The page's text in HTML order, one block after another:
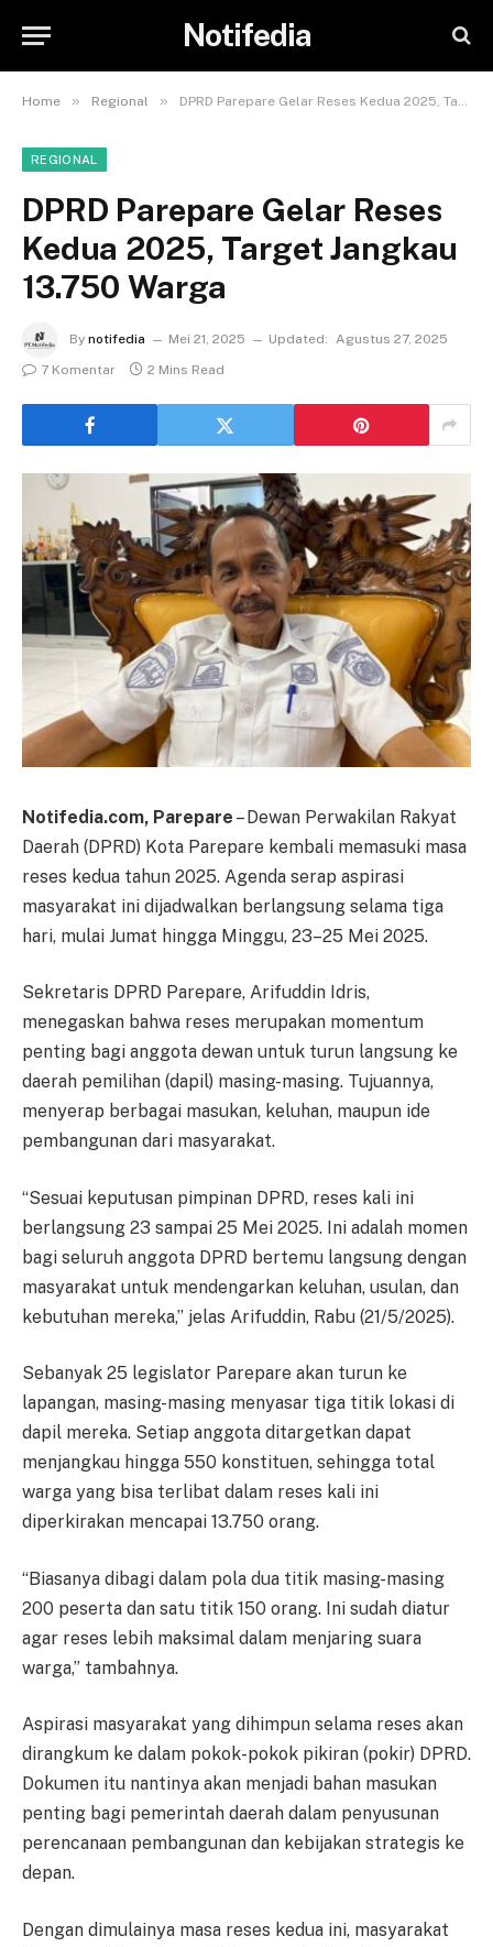
Notifedia
Home » Regional » DPRD Parepare Gelar Reses Kedua 2025, Target Jangkau 13.750 Warga
REGIONAL
DPRD Parepare Gelar Reses
Kedua 2025, Target Jangkau
13.750 Warga
By notifedia Mei 21, 2025 Updated: Agustus 27, 2025
7 Komentar
2 Mins Read
Notifedia.com, Parepare – Dewan Perwakilan Rakyat
Daerah (DPRD) Kota Parepare kembali memasuki masa
reses kedua tahun 2025. Agenda serap aspirasi
masyarakat ini dijadwalkan berlangsung selama tiga
hari, mulai Jumat hingga Minggu, 23–25 Mei 2025.
Sekretaris DPRD Parepare, Arifuddin Idris,
menegaskan bahwa reses merupakan momentum
penting bagi anggota dewan untuk turun langsung ke
daerah pemilihan (dapil) masing-masing. Tujuannya,
menyerap berbagai masukan, keluhan, maupun ide
pembangunan dari masyarakat.
“Sesuai keputusan pimpinan DPRD, reses kali ini
berlangsung 23 sampai 25 Mei 2025. Ini adalah momen
bagi seluruh anggota DPRD bertemu langsung dengan
masyarakat untuk mendengarkan keluhan, usulan, dan
kebutuhan mereka,” jelas Arifuddin, Rabu (21/5/2025).
Sebanyak 25 legislator Parepare akan turun ke
lapangan, masing-masing menyasar tiga titik lokasi di
dapil mereka. Setiap anggota ditargetkan dapat
menjangkau hingga 550 konstituen, sehingga total
warga yang bisa terlibat dalam reses kali ini
diperkirakan mencapai 13.750 orang.
“Biasanya dibagi dalam pola dua titik masing-masing
200 peserta dan satu titik 150 orang. Ini sudah diatur
agar reses lebih maksimal dalam menjaring suara
warga,” tambahnya.
Aspirasi masyarakat yang dihimpun selama reses akan
dirangkum ke dalam pokok-pokok pikiran (pokir) DPRD.
Dokumen itu nantinya akan menjadi bahan masukan
penting bagi pemerintah daerah dalam penyusunan
perencanaan pembangunan dan kebijakan strategis ke
depan.
Dengan dimulainya masa reses kedua ini, masyarakat